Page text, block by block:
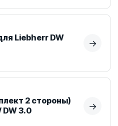
Liebherr DW
→
2 стороны)
DW 3.0
→